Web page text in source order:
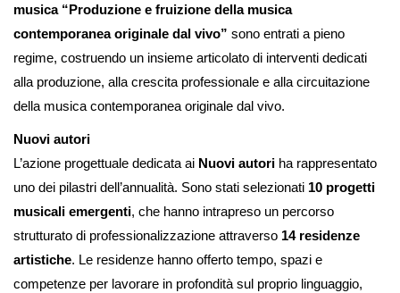
musica “Produzione e fruizione della musica
contemporanea originale dal vivo” sono entrati a pieno
regime, costruendo un insieme articolato di interventi dedicati
alla produzione, alla crescita professionale e alla circuitazione
della musica contemporanea originale dal vivo.
Nuovi autori
L’azione progettuale dedicata ai Nuovi autori ha rappresentato
uno dei pilastri dell’annualità. Sono stati selezionati 10 progetti
musicali emergenti, che hanno intrapreso un percorso
strutturato di professionalizzazione attraverso 14 residenze
artistiche. Le residenze hanno offerto tempo, spazi e
competenze per lavorare in profondità sul proprio linguaggio,